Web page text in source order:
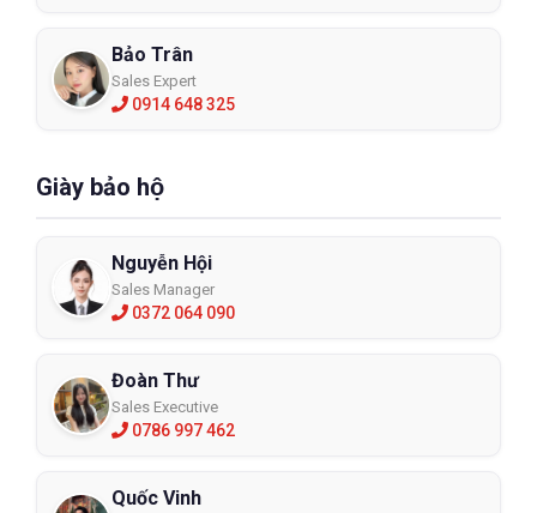
Bảo Trân
Sales Expert
0914 648 325
Giày bảo hộ
Nguyễn Hội
Sales Manager
0372 064 090
Đoàn Thư
Sales Executive
0786 997 462
Quốc Vinh